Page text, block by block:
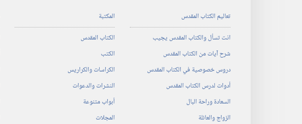
تعاليم الكتاب المقدس
انت تسأل والكتاب المقدس يجيب
شرح آيات من الكتاب المقدس
دروس خصوصية في الكتاب المقدس
أدوات لدرس الكتاب المقدس
السعادة وراحة البال
الزواج والعائلة
المكتبة
الكتاب المقدس
الكتب
الكراسات والكراريس
النشرات والدعوات
أبواب متنوعة
المجلات